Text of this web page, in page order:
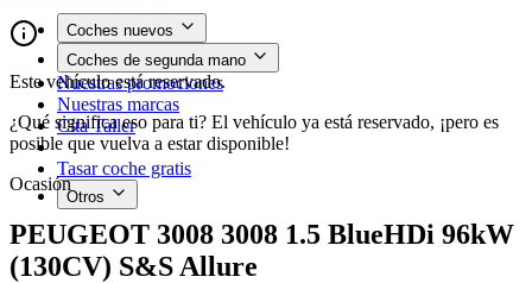
Coches nuevos
Coches de segunda mano
Nuestras promociones
Nuestras marcas
Cita Taller
Tasar coche gratis
Otros
Este vehículo está reservado.
¿Qué significa eso para ti? El vehículo ya está reservado, ¡pero es
posible que vuelva a estar disponible!
Ocasión
PEUGEOT 3008 3008 1.5 BlueHDi 96kW
(130CV) S&S Allure